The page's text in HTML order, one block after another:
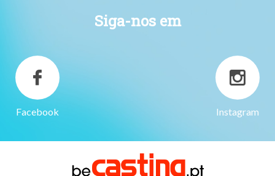
Siga-nos em
Facebook Instagram